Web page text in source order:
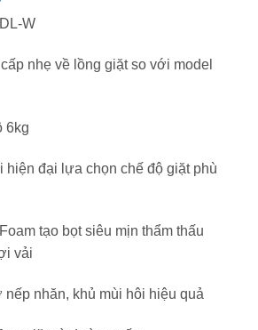
W
nhẹ về lồng giặt so với model
6kg
hiện đại lựa chọn chế độ giặt phù
tạo bọt siêu mịn thẩm thấu
vải
nếp nhăn, khủ mùi hôi hiệu quả